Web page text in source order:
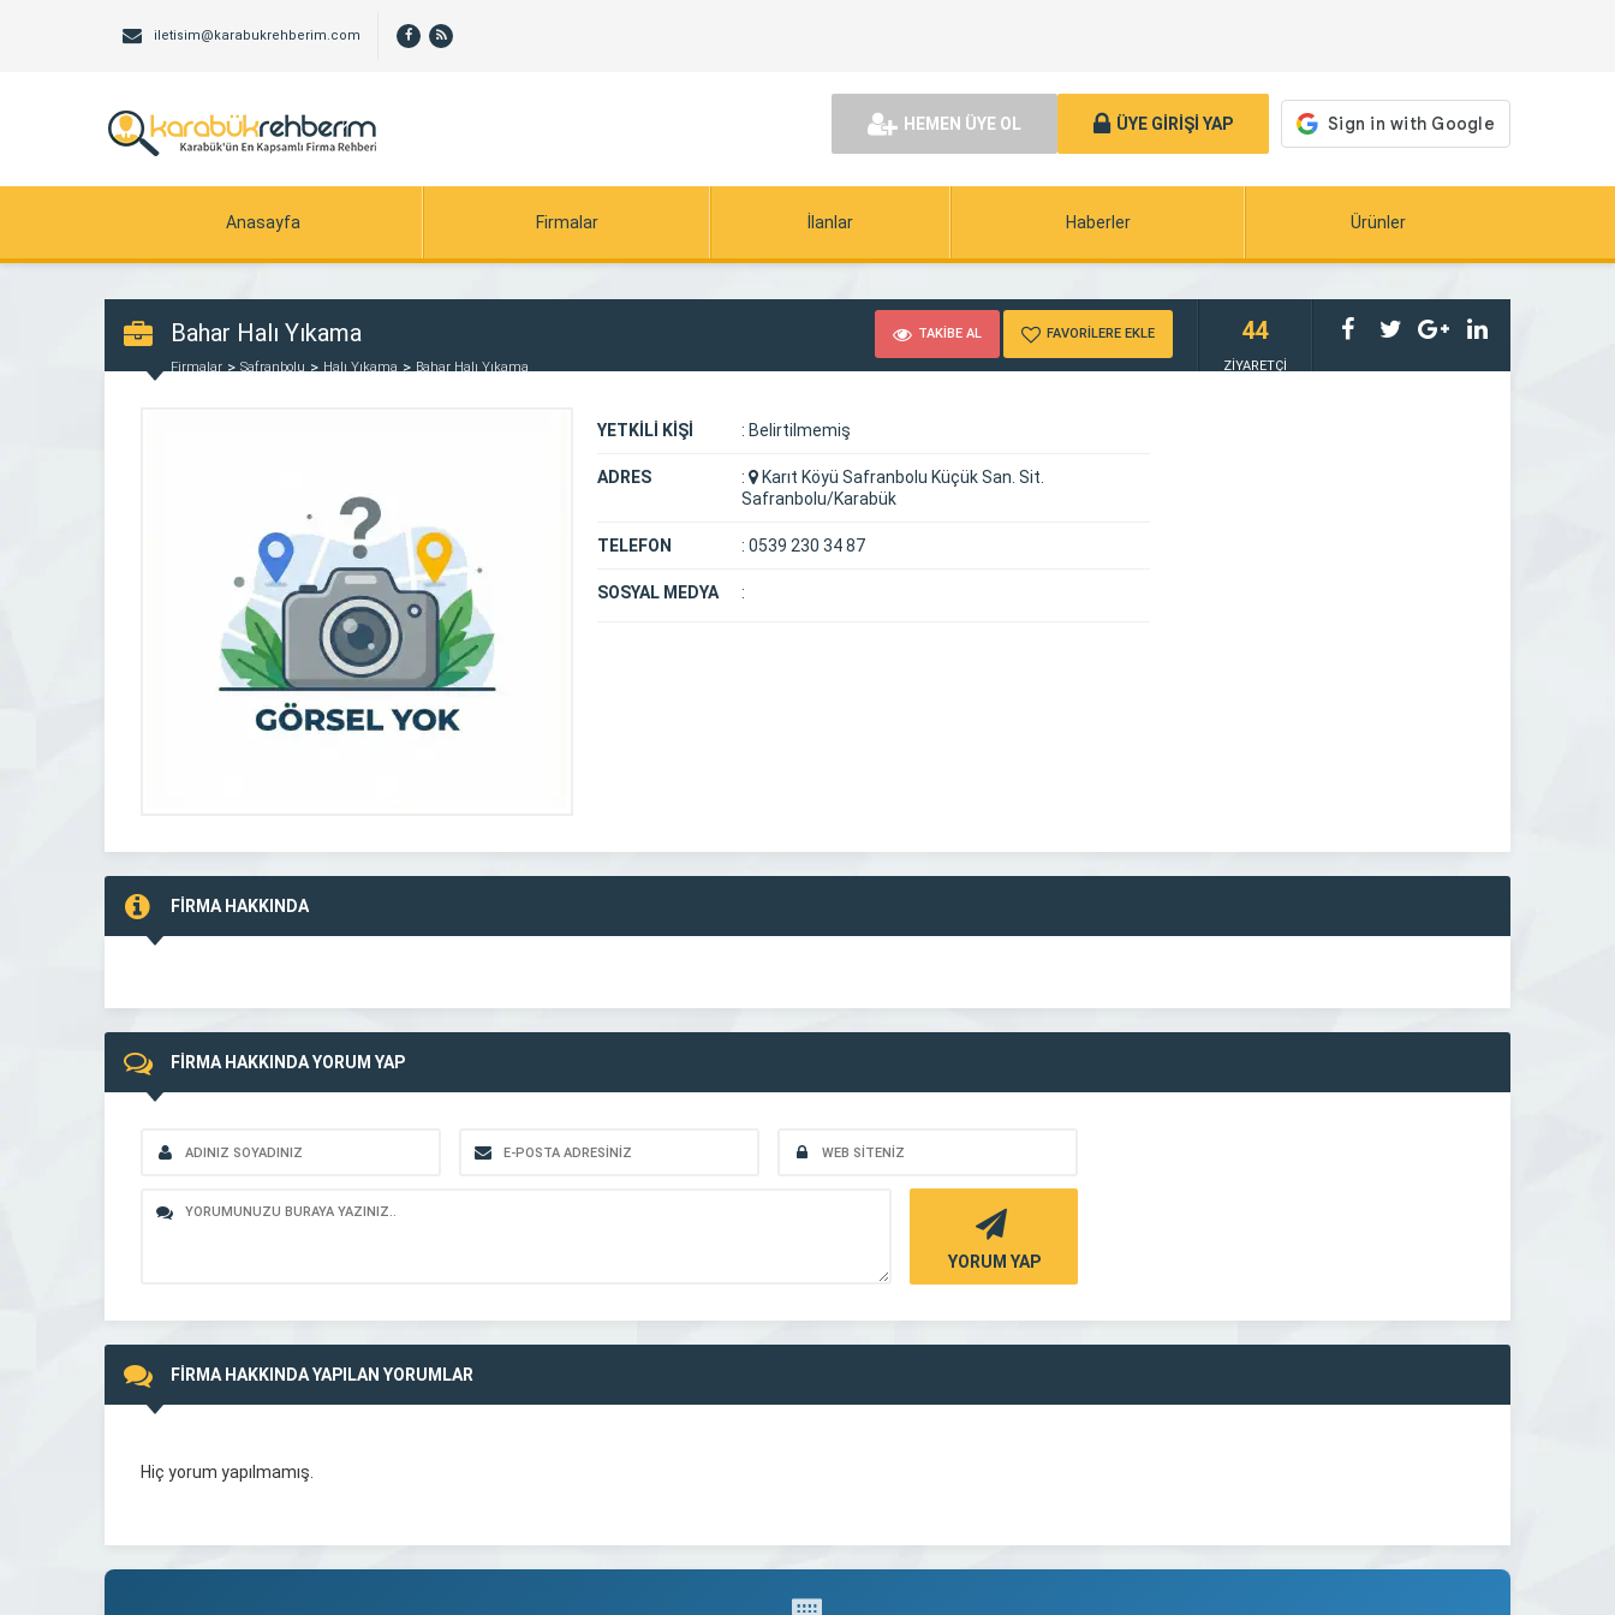
iletisim@karabukrehberim.com
HEMEN ÜYE OL ÜYE GİRİŞİ YAP
Anasayfa Firmalar İlanlar Haberler Ürünler
Bahar Halı Yıkama
Firmalar Safranbolu Halı Yıkama Bahar Halı Yıkama
TAKİBE AL FAVORİLERE EKLE 44
ZİYARETÇİ
YETKİLİ KİŞİ : Belirtilmemiş
ADRES :
Karıt Köyü Safranbolu Küçük San. Sit.
Safranbolu/Karabük
TELEFON : 0539 230 34 87
SOSYAL MEDYA :
FİRMA HAKKINDA
FİRMA HAKKINDA YORUM YAP
YORUM YAP
FİRMA HAKKINDA YAPILAN YORUMLAR
Hiç yorum yapılmamış.